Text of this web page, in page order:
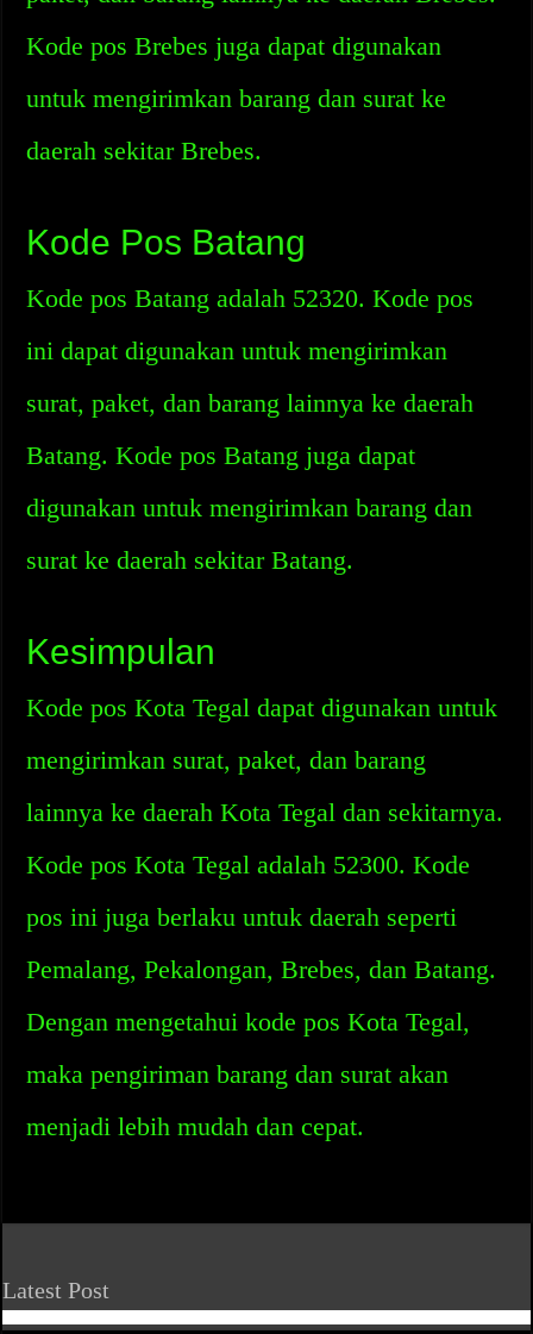
Kode pos Brebes juga dapat digunakan
untuk mengirimkan barang dan surat ke
daerah sekitar Brebes.
Kode Pos Batang
Kode pos Batang adalah 52320. Kode pos
ini dapat digunakan untuk mengirimkan
surat, paket, dan barang lainnya ke daerah
Batang. Kode pos Batang juga dapat
digunakan untuk mengirimkan barang dan
surat ke daerah sekitar Batang.
Kesimpulan
Kode pos Kota Tegal dapat digunakan untuk
mengirimkan surat, paket, dan barang
lainnya ke daerah Kota Tegal dan sekitarnya.
Kode pos Kota Tegal adalah 52300. Kode
pos ini juga berlaku untuk daerah seperti
Pemalang, Pekalongan, Brebes, dan Batang.
Dengan mengetahui kode pos Kota Tegal,
maka pengiriman barang dan surat akan
menjadi lebih mudah dan cepat.
Latest Post